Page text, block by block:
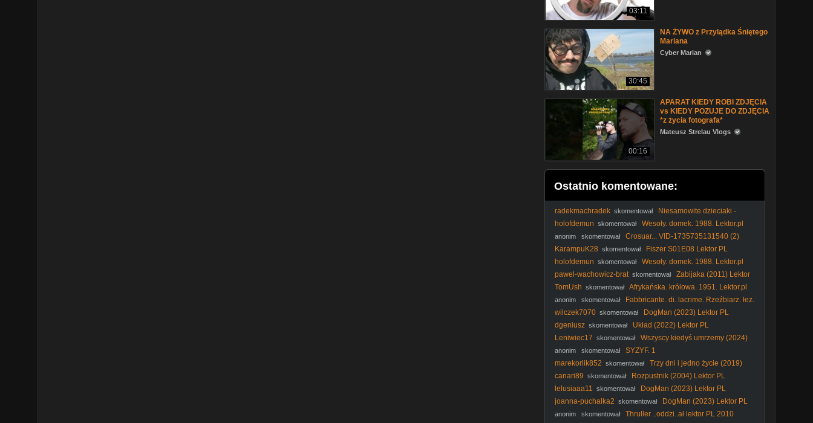
03:11
30:45
NA ŻYWO z Przylądka Śniętego
Mariana
Cyber Marian
00:16
APARAT KIEDY ROBI ZDJĘCIA
vs KIEDY POZUJE DO ZDJĘCIA
*z życia fotografa*
Mateusz Strelau Vlogs
Ostatnio komentowane:
radekmachradek skomentował
Niesamowite dzieciaki -
Magic Kid1993 [Lektor PL]
holofdemun skomentował Wesoły. domek. 1988. Lektor.pl
anonim skomentował
Crosuar... VID-1735735131540 (2)
KarampuK28 skomentował
Fiszer S01E08 Lektor PL
holofdemun skomentował
Wesoły. domek. 1988. Lektor.pl
pawel-wachowicz-brat skomentował
Zabijaka (2011) Lektor
PL
TomUsh skomentował Afrykańska. królowa. 1951. Lektor.pl
1080p
anonim skomentował
Fabbricante. di. lacrime. Rzeźbiarz. łez.
2024. Lektor.pl
wilczek7070 skomentował
DogMan (2023) Lektor PL
dgeniusz skomentował
Układ (2022) Lektor PL
Leniwiec17 skomentował
Wszyscy kiedyś umrzemy (2024)
Lektor PL
anonim skomentował
SYZYF. 1
marekorlik852 skomentował
Trzy dni i jedno życie (2019)
Lektor PL
canari89 skomentował
Rozpustnik (2004) Lektor PL
lelusiaaa11 skomentował
DogMan (2023) Lektor PL
joanna-puchalka2 skomentował DogMan (2023) Lektor PL
anonim skomentował
Thruller ..oddzi..ał lektor PL 2010